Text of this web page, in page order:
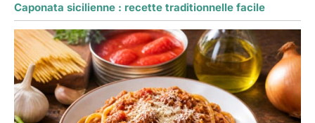
Caponata sicilienne : recette traditionnelle facile